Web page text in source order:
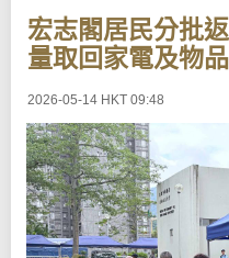
宏志閣居民分批
量取回家電及物品
2026-05-14 HKT 09:48